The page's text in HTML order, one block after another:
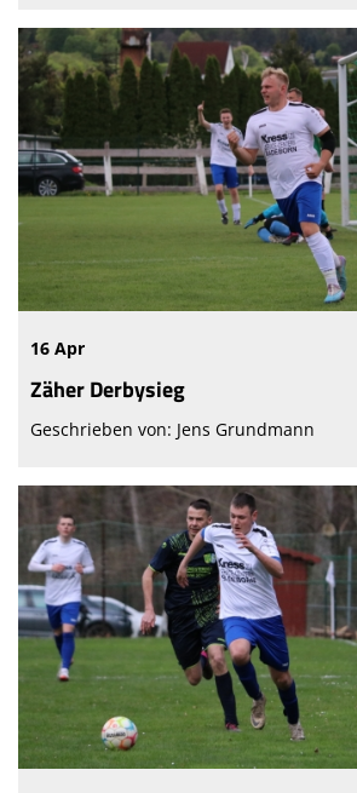
16 Apr
Zäher Derbysieg
Geschrieben von: Jens Grundmann